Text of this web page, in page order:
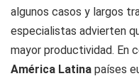
algunos casos y largos
especialistas advierten
mayor productividad. En
América Latina países